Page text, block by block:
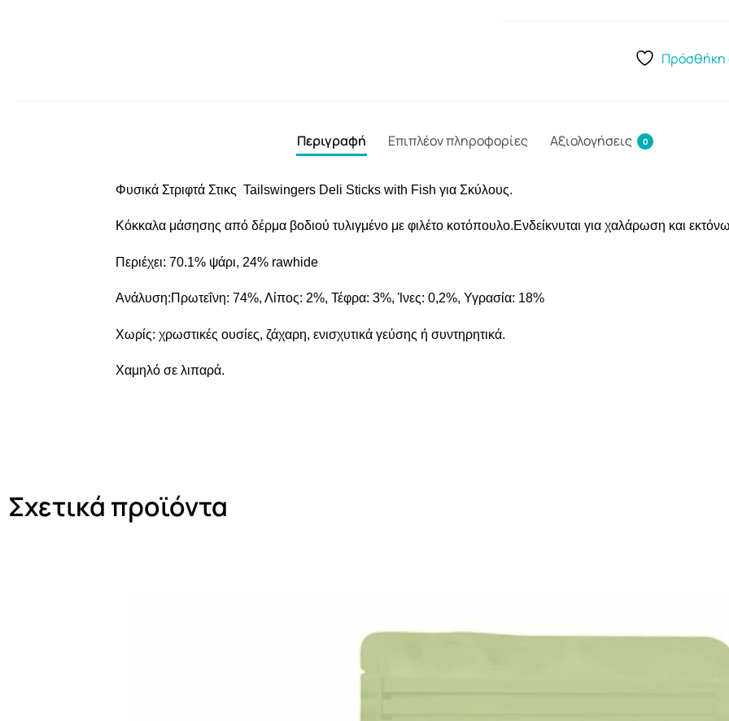
Πρόσθήκη
Περιγραφή Επιπλέον πληροφορίες Αξιολογήσεις 0
Φυσικά Στριφτά Στικς Tailswingers Deli Sticks with Fish για Σκύλους.
Κόκκαλα μάσησης από δέρμα βοδιού τυλιγμένο με φιλέτο κοτόπουλο.Ενδείκνυται για χαλάρωση και
Περιέχει: 70.1% ψάρι, 24% rawhide
Ανάλυση:Πρωτεΐνη: 74%, Λίπος: 2%, Τέφρα: 3%, Ίνες: 0,2%, Υγρασία: 18%
Χωρίς: χρωστικές ουσίες, ζάχαρη, ενισχυτικά γεύσης ή συντηρητικά.
Χαμηλό σε λιπαρά.
Σχετικά προϊόντα